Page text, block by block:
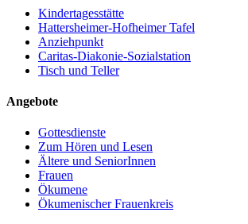
Kindertagesstätte
Hattersheimer-Hofheimer Tafel
Anziehpunkt
Caritas-Diakonie-Sozialstation
Tisch und Teller
Angebote
Gottesdienste
Zum Hören und Lesen
Ältere und SeniorInnen
Frauen
Ökumene
Ökumenischer Frauenkreis